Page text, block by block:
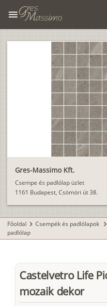
menu
Gres-Massimo Kft.
Csempe és padlólap üzlet
1161 Budapest, Csömöri út 38.
Főoldal chevron_right Csempék és padlólapok chevron_right
padlólap
Castelvetro Life
mozaik dekor